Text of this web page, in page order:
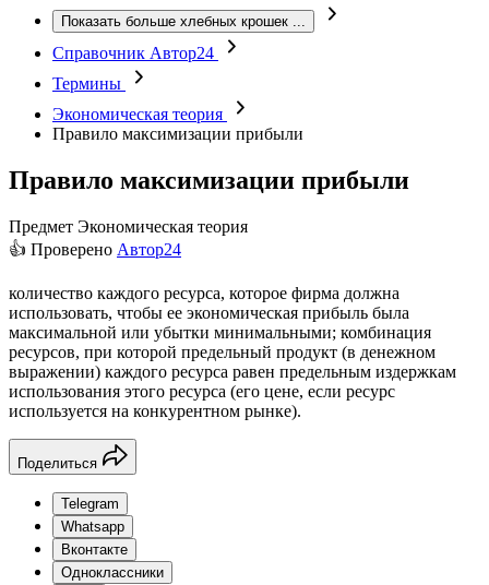
Показать больше хлебных крошек ...
Справочник Автор24
Термины
Экономическая теория
Правило максимизации прибыли
Правило максимизации прибыли
Предмет Экономическая теория
👍 Проверено Автор24
количество каждого ресурса, которое фирма должна
использовать, чтобы ее экономическая прибыль была
максимальной или убытки минимальными; комбинация
ресурсов, при которой предельный продукт (в денежном
выражении) каждого ресурса равен предельным издержкам
использования этого ресурса (его цене, если ресурс
используется на конкурентном рынке).
Поделиться
Telegram
Whatsapp
Вконтакте
Одноклассники